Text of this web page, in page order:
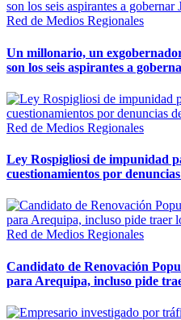
Red de Medios Regionales
Un millonario, un
son los seis aspirantes a
Red de Medios Regionales
Ley Rospigliosi de impunidad
cuestionamientos por
Red de Medios Regionales
Candidato de Renovación
para Arequipa, incluso pide